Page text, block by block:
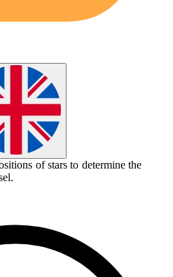
of stars to determine the